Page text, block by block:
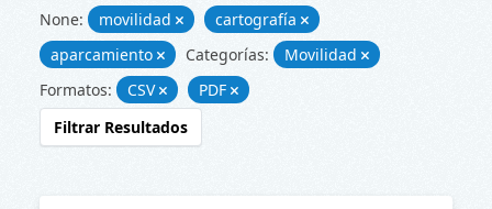
None: movilidad
cartografía
aparcamiento
Categorías:
Movilidad
Formatos:
CSV
PDF
Filtrar Resultados